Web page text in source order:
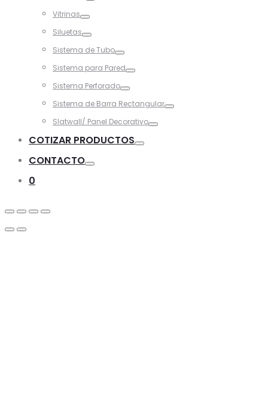
Vitrinas
Siluetas
Sistema de Tubo
Sistema para Pared
Sistema Perforado
Sistema de Barra Rectangular
Slatwall/ Panel Decorativo
COTIZAR PRODUCTOS
CONTACTO
0